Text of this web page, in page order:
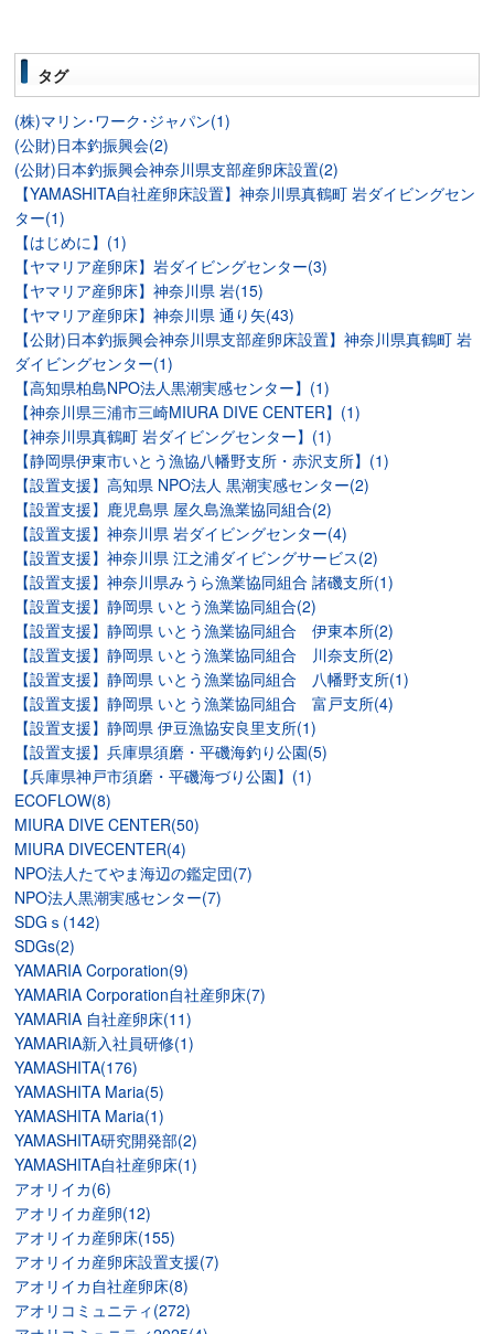
タグ
(株)マリン･ワーク･ジャパン(1)
(公財)日本釣振興会(2)
(公財)日本釣振興会神奈川県支部産卵床設置(2)
【YAMASHITA自社産卵床設置】神奈川県真鶴町 岩ダイビングセン
ター(1)
【はじめに】(1)
【ヤマリア産卵床】岩ダイビングセンター(3)
【ヤマリア産卵床】神奈川県 岩(15)
【ヤマリア産卵床】神奈川県 通り矢(43)
【公財)日本釣振興会神奈川県支部産卵床設置】神奈川県真鶴町 岩
ダイビングセンター(1)
【高知県柏島NPO法人黒潮実感センター】(1)
【神奈川県三浦市三崎MIURA DIVE CENTER】(1)
【神奈川県真鶴町 岩ダイビングセンター】(1)
【静岡県伊東市いとう漁協八幡野支所・赤沢支所】(1)
【設置支援】高知県 NPO法人 黒潮実感センター(2)
【設置支援】鹿児島県 屋久島漁業協同組合(2)
【設置支援】神奈川県 岩ダイビングセンター(4)
【設置支援】神奈川県 江之浦ダイビングサービス(2)
【設置支援】神奈川県みうら漁業協同組合 諸磯支所(1)
【設置支援】静岡県 いとう漁業協同組合(2)
【設置支援】静岡県 いとう漁業協同組合 伊東本所(2)
【設置支援】静岡県 いとう漁業協同組合 川奈支所(2)
【設置支援】静岡県 いとう漁業協同組合 八幡野支所(1)
【設置支援】静岡県 いとう漁業協同組合 富戸支所(4)
【設置支援】静岡県 伊豆漁協安良里支所(1)
【設置支援】兵庫県須磨・平磯海釣り公園(5)
【兵庫県神戸市須磨・平磯海づり公園】(1)
ECOFLOW(8)
MIURA DIVE CENTER(50)
MIURA DIVECENTER(4)
NPO法人たてやま海辺の鑑定団(7)
NPO法人黒潮実感センター(7)
SDGｓ(142)
SDGs(2)
YAMARIA Corporation(9)
YAMARIA Corporation自社産卵床(7)
YAMARIA 自社産卵床(11)
YAMARIA新入社員研修(1)
YAMASHITA(176)
YAMASHITA Maria(5)
YAMASHITA Maria(1)
YAMASHITA研究開発部(2)
YAMASHITA自社産卵床(1)
アオリイカ(6)
アオリイカ産卵(12)
アオリイカ産卵床(155)
アオリイカ産卵床設置支援(7)
アオリイカ自社産卵床(8)
アオリコミュニティ(272)